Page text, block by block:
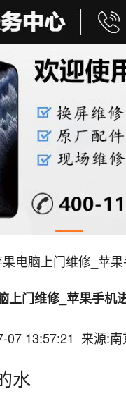
电脑上门维修_苹
上门维修_苹果手机
07 13:57:21 来源:
水